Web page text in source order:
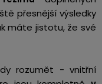
přesnější výsledky
máte jistotu, že své
rozumět - vnitřní